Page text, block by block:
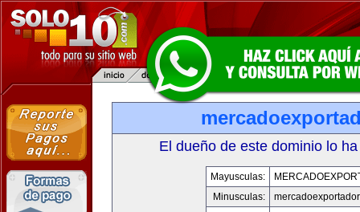
El dueño de este dominio lo
Mayusculas:
Minusculas: